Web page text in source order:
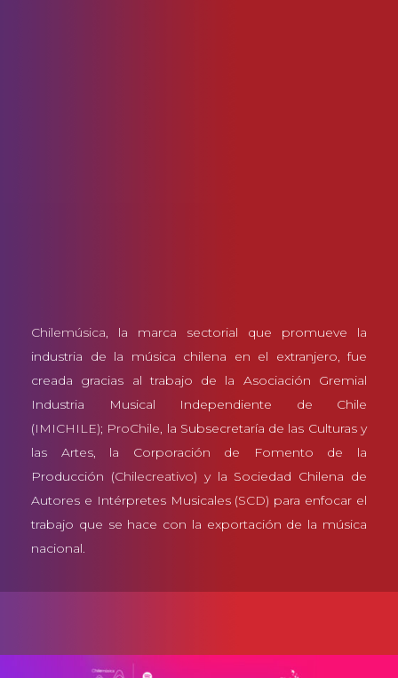
Chilemúsica, la marca sectorial que promueve la
industria de la música chilena en el extranjero, fue
creada gracias al trabajo de la Asociación Gremial
Industria Musical Independiente de Chile
(IMICHILE); ProChile, la Subsecretaría de las Culturas y
las Artes, la Corporación de Fomento de la
Producción (Chilecreativo) y la Sociedad Chilena de
Autores e Intérpretes Musicales (SCD) para enfocar el
trabajo que se hace con la exportación de la música
nacional.